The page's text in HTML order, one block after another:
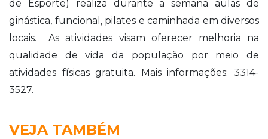
de Esporte) realiza durante a semana aulas de
ginástica, funcional, pilates e caminhada em diversos
locais.As atividades visam oferecer melhoria na
qualidade de vida da população por meio de
atividades físicas gratuita. Mais informações: 3314-
3527.
VEJA TAMBÉM